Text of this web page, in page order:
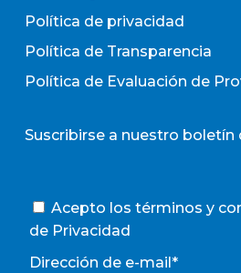
Política de privacidad
Política de Transparencia
Política de Evaluación de
Suscribirse a nuestro boletín
Acepto los términos y
de Privacidad
Dirección de e-mail*